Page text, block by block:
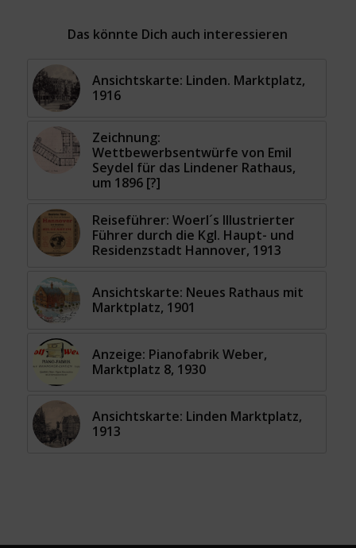
Das könnte Dich auch interessieren
Ansichtskarte: Linden. Marktplatz,
1916
Zeichnung:
Wettbewerbsentwürfe von Emil
Seydel für das Lindener Rathaus,
um 1896 [?]
Reiseführer: Woerl´s Illustrierter
Führer durch die Kgl. Haupt- und
Residenzstadt Hannover, 1913
Ansichtskarte: Neues Rathaus mit
Marktplatz, 1901
Anzeige: Pianofabrik Weber,
Marktplatz 8, 1930
Ansichtskarte: Linden Marktplatz,
1913